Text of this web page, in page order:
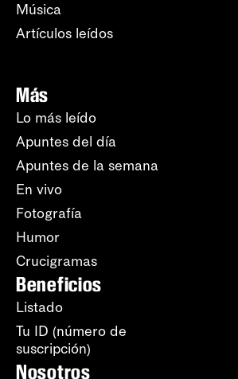
Música
Artículos leídos
Más
Lo más leído
Apuntes del día
Apuntes de la semana
En vivo
Fotografía
Humor
Crucigramas
Beneficios
Listado
Tu ID (número de
suscripción)
Nosotros